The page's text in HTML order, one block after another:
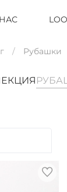
Рубашки